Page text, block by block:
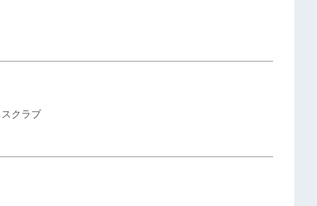
クラブ